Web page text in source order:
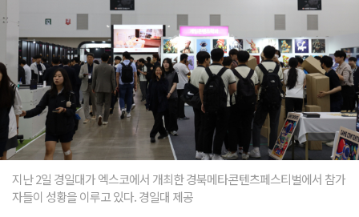
지난 2일 경일대가 엑스코에서 개최한 경북메타콘텐츠페스티벌에서 참가
자들이 성황을 이루고 있다. 경일대 제공